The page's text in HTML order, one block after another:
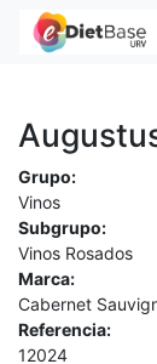
Grupo:
Vinos
Subgrupo:
Vinos Rosados
Marca:
Cabernet
Referencia:
12024